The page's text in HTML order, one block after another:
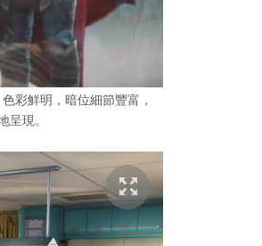
彩鮮明，暗位細節豐富，
呈現。